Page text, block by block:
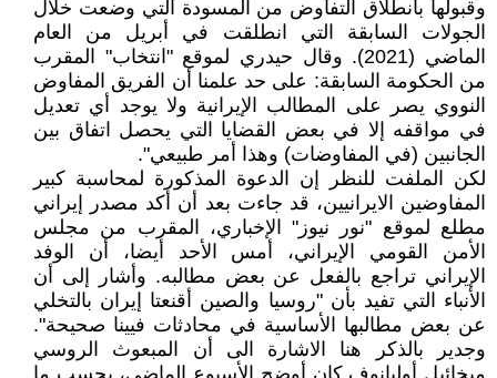
وقبولها بانطلاق التفاوض من المسودة التي وضعت خلال
الجولات السابقة التي انطلقت في أبريل من العام
الماضي (2021). وقال حيدري لموقع "انتخاب" المقرب
من الحكومة السابقة: على حد علمنا أن الفريق المفاوض
النووي يصر على المطالب الإيرانية ولا يوجد أي تعديل
في مواقفه إلا في بعض القضايا التي يحصل اتفاق بين
الجانبين (في المفاوضات) وهذا أمر طبيعي".
لکن الملفت للنظر إن الدعوة المذکورة لمحاسبة کبير
المفاوضين الايرانيين، قد جاءت بعد أن أكد مصدر إيراني
مطلع لموقع "نور نيوز" الإخباري، المقرب من مجلس
الأمن القومي الإيراني، أمس الأحد أيضا، أن الوفد
الإيراني تراجع بالفعل عن بعض مطالبه. وأشار إلى أن
الأنباء التي تفيد بأن "روسيا والصين أقنعتا إيران بالتخلي
عن بعض مطالبها الأساسية في محادثات فيينا صحيحة".
وجدير بالذکر هنا الاشارة الى أن المبعوث الروسي